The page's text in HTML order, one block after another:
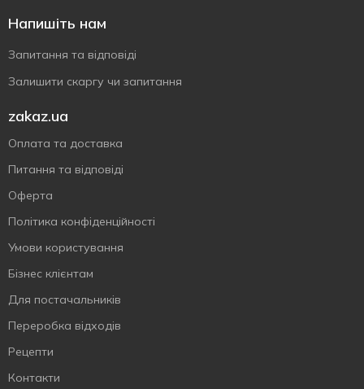
Напишіть нам
Запитання та відповіді
Залишити скаргу чи запитання
zakaz.ua
Оплата та доставка
Питання та відповіді
Оферта
Політика конфіденційності
Умови користування
Бізнес клієнтам
Для постачальників
Переробка відходів
Рецепти
Контакти